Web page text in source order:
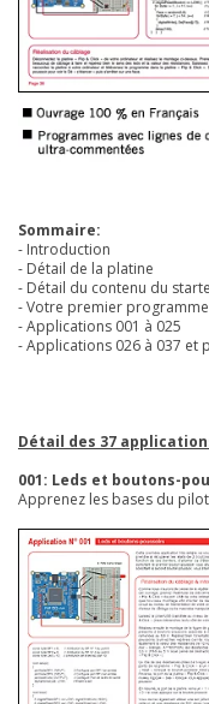
Sommaire:
- Introduction
- Détail de la platine
- Détail du contenu du
- Votre premier programme
- Applications 001 à 025
- Applications 026 à 037 et
Détail des 37
001: Leds et boutons-
Apprenez les bases du